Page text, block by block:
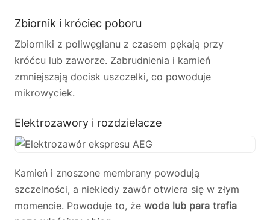
Zbiornik i króciec poboru
Zbiorniki z poliwęglanu z czasem pękają przy
króćcu lub zaworze. Zabrudnienia i kamień
zmniejszają docisk uszczelki, co powoduje
mikrowyciek.
Elektrozawory i rozdzielacze
Kamień i znoszone membrany powodują
szczelności, a niekiedy zawór otwiera się w złym
momencie. Powoduje to, że woda lub para trafia